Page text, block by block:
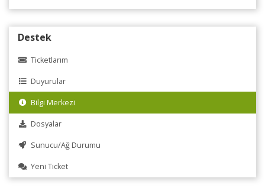
Destek
Ticketlarım
Duyurular
Bilgi Merkezi
Dosyalar
Sunucu/Ağ Durumu
Yeni Ticket